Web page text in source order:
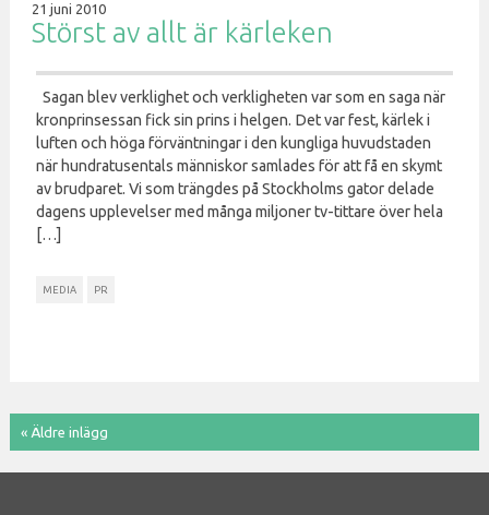
21 juni 2010
Störst av allt är kärleken
Sagan blev verklighet och verkligheten var som en saga när
kronprinsessan fick sin prins i helgen. Det var fest, kärlek i
luften och höga förväntningar i den kungliga huvudstaden
när hundratusentals människor samlades för att få en skymt
av brudparet. Vi som trängdes på Stockholms gator delade
dagens upplevelser med många miljoner tv-tittare över hela
[…]
MEDIA PR
« Äldre inlägg